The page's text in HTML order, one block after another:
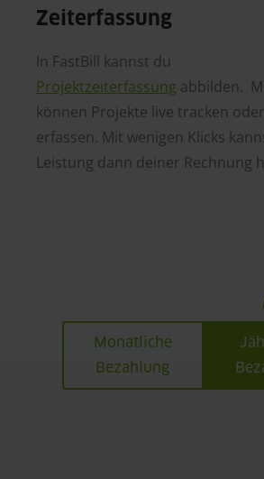
Zeiterfassung
In FastBill kannst du
Projektzeiterfassung abbilden.
können Projekte live tracken
erfassen. Mit wenigen Klicks
Leistung dann deiner Rechnung
Monatliche
Bezahlung